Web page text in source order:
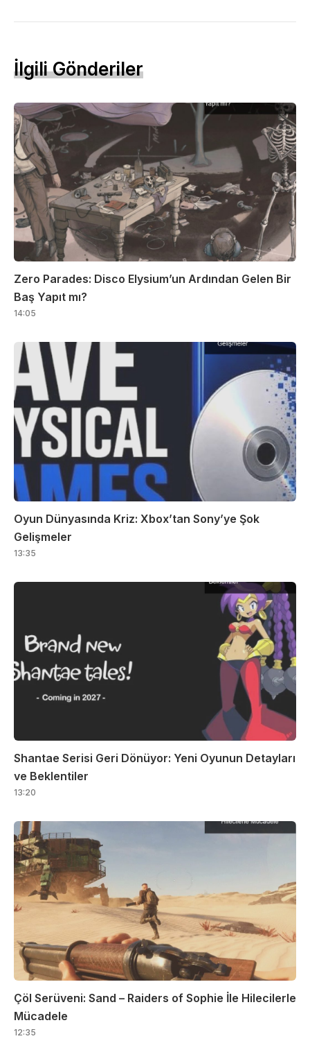
İlgili Gönderiler
Zero Parades: Disco Elysium’un Ardından Gelen Bir
Baş Yapıt mı?
14:05
Oyun Dünyasında Kriz: Xbox’tan Sony’ye Şok
Gelişmeler
13:35
Shantae Serisi Geri Dönüyor: Yeni Oyunun Detayları
ve Beklentiler
13:20
Çöl Serüveni: Sand – Raiders of Sophie İle Hilecilerle
Mücadele
12:35